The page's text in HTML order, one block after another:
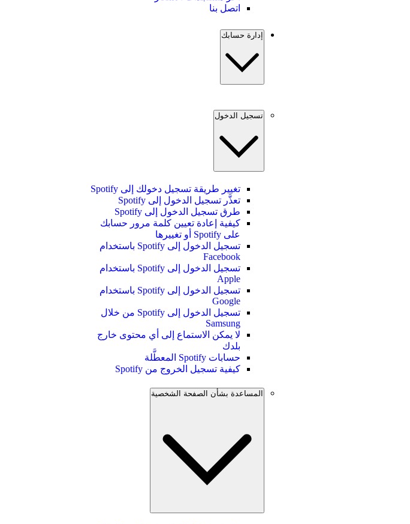
اتصل بنا
إدارة حسابك
تسجيل الدخول
تغيير طريقة تسجيل دخولك إلى Spotify
تعذَّر تسجيل الدخول إلى Spotify
طرق تسجيل الدخول إلى Spotify
كيفية إعادة تعيين كلمة مرور حسابك
على Spotify أو تغييرها
تسجيل الدخول إلى Spotify باستخدام
Facebook
تسجيل الدخول إلى Spotify باستخدام
Apple
تسجيل الدخول إلى Spotify باستخدام
Google
تسجيل الدخول إلى Spotify من خلال
Samsung
لا يمكن الاستماع إلى أي محتوى خارج
بلدك
حسابات Spotify المعطَّلة
كيفية تسجيل الخروج من Spotify
المساعدة بشأن الصفحة الشخصية